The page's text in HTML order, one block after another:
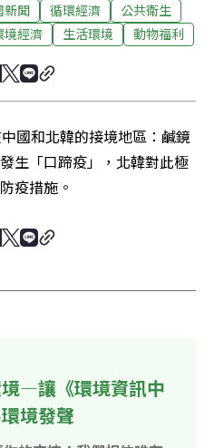
新聞 循環經濟
公共衛生
境經濟 生活環境 動物福利
國和北韓的接境地區：鹹鏡
生「口蹄疫」，北韓對此極
疫措施。
—讓《環境資訊中
境發聲